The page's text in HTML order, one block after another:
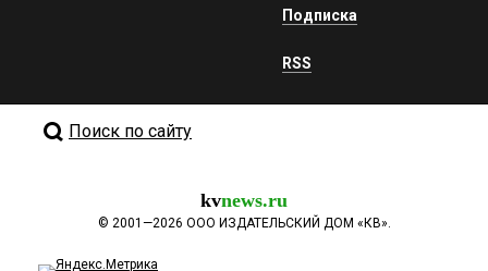
Подписка
RSS
Поиск по сайту
kvnews.ru
© 2001—2026 ООО ИЗДАТЕЛЬСКИЙ ДОМ «КВ».